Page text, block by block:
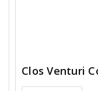
Clos Venturi